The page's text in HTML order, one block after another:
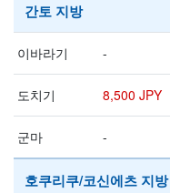
간토 지방
이바라기 -
도치기 8,500 JPY
군마 -
호쿠리쿠/코신에츠 지방